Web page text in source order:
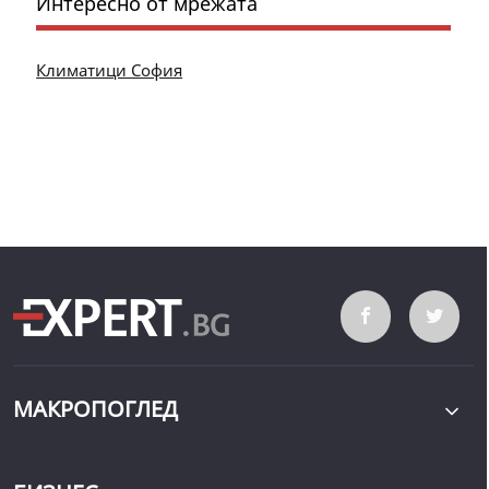
Климатици София
МАКРОПОГЛЕД